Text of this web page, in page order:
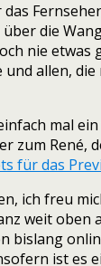
die
nie etwas
und allen,
mal
zum René,
für das
ich freu
weit oben
bislang
ist es